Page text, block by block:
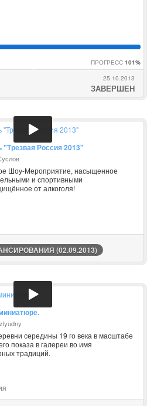
ПРОГРЕСС 101%
25.10.2013
ЗАВЕРШЕН
Россия 2013"
Шоу-Мероприятие, насыщенное
и спортивными
от алкоголя!
(02.09.2013)
середины 19 го века в масштабе
показа в галереи во имя
традиций.